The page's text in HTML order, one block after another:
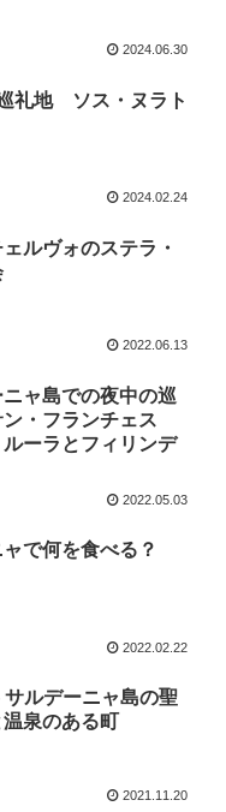
2024.06.30
礼地 ソス・ヌラト
2024.02.24
ルヴォのステラ・
2022.06.13
ニャ島での夜中の巡
・フランチェス
ーラとフィリンデ
2022.05.03
で何を食べる？
2022.02.22
サルデーニャ島の聖
泉のある町
2021.11.20